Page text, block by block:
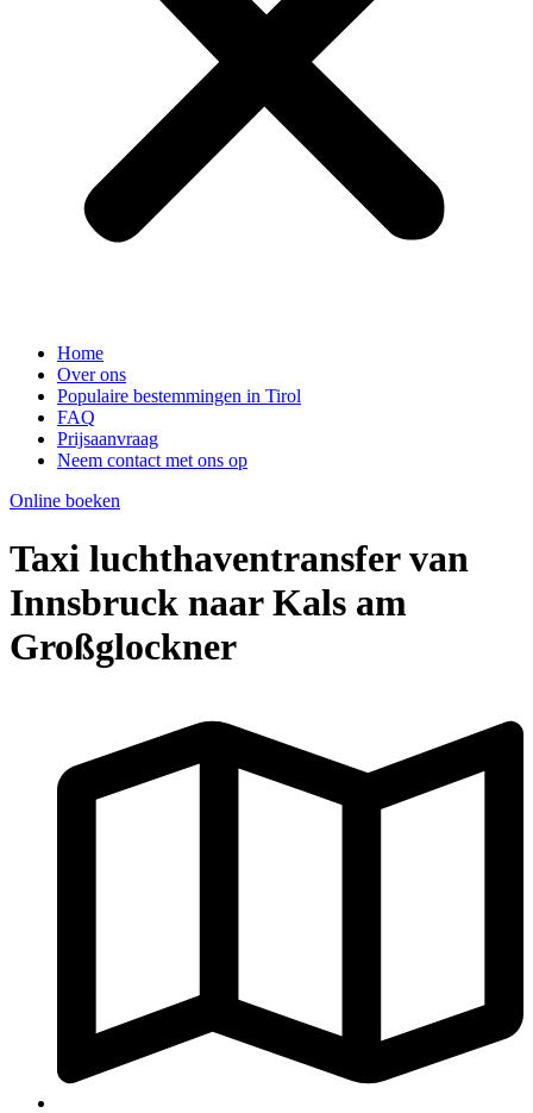
Home
Over ons
Populaire bestemmingen in Tirol
FAQ
Prijsaanvraag
Neem contact met ons op
Online boeken
Taxi luchthaventransfer van
Innsbruck naar Kals am
Großglockner